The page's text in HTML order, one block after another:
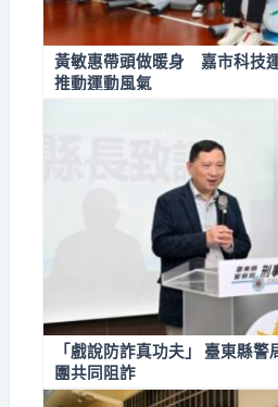
黃敏惠帶頭做暖身 嘉市科技
推動運動風氣
「戲說防詐真功夫」 臺東縣
團共同阻詐